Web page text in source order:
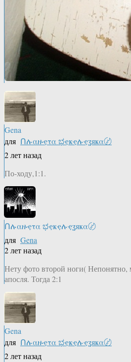
Gena
для Ոሉαዙҿτα ಭҿҝҿሉҿʓяҝα〄
2 лет назад
По-ходу,1:1.
Ոሉαዙҿτα ಭҿҝҿሉҿʓяҝα〄
для Gena
2 лет назад
Нету фото второй ноги( Непонятно,
апосля. Тогда 2:1
Gena
для Ոሉαዙҿτα ಭҿҝҿሉҿʓяҝα〄
2 лет назад